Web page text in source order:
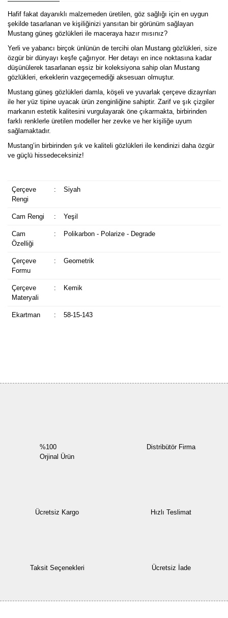
Hafif fakat dayanıklı malzemeden üretilen, göz sağlığı için en uygun
şekilde tasarlanan ve kişiliğinizi yansıtan bir görünüm sağlayan
Mustang güneş gözlükleri ile maceraya hazır mısınız?
Yerli ve yabancı birçok ünlünün de tercihi olan Mustang gözlükleri, size
özgür bir dünyayı keşfe çağırıyor. Her detayı en ince noktasına kadar
düşünülerek tasarlanan eşsiz bir koleksiyona sahip olan Mustang
gözlükleri, erkeklerin vazgeçemediği aksesuarı olmuştur.
Mustang güneş gözlükleri damla, köşeli ve yuvarlak çerçeve dizaynları
ile her yüz tipine uyacak ürün zenginliğine sahiptir. Zarif ve şık çizgiler
markanın estetik kalitesini vurgulayarak öne çıkarmakta, birbirinden
farklı renklerle üretilen modeller her zevke ve her kişiliğe uyum
sağlamaktadır.
Mustang’in birbirinden şık ve kaliteli gözlükleri ile kendinizi daha özgür
ve güçlü hissedeceksiniz!
Çerçeve
Rengi
: Siyah
Cam Rengi : Yeşil
Cam
Özelliği
: Polikarbon - Polarize - Degrade
Çerçeve
Formu
: Geometrik
Çerçeve
Materyali
: Kemik
Ekartman : 58-15-143
%100
Orjinal Ürün
Distribütör Firma
Ücretsiz Kargo Hızlı Teslimat
Taksit Seçenekleri Ücretsiz İade